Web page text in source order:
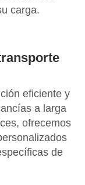
carga.
eficiente y
a larga
ofrecemos
de